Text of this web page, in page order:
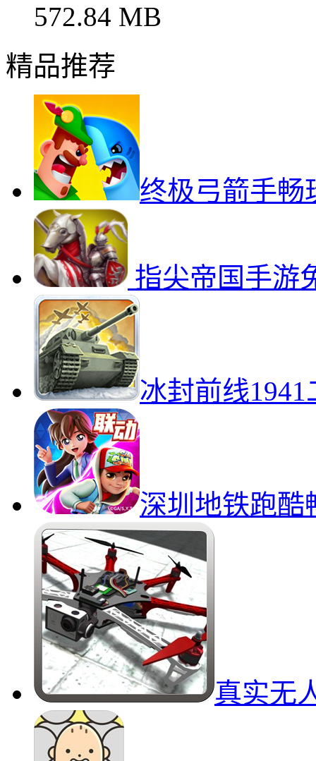
572.84 MB
精品推荐
终极弓箭手畅
指尖帝国手游
冰封前线
深圳地铁跑酷
真实无